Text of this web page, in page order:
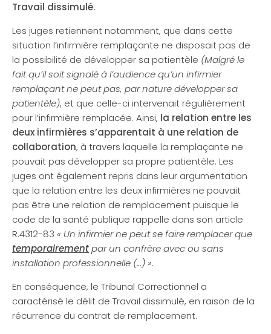
Travail dissimulé.
Les juges retiennent notamment, que dans cette
situation l’infirmière remplaçante ne disposait pas de
la possibilité de développer sa patientèle (Malgré le
fait qu’il soit signalé à l’audience qu’un infirmier
remplaçant ne peut pas, par nature développer sa
patientèle), et que celle-ci intervenait régulièrement
pour l’infirmière remplacée. Ainsi, la relation entre les
deux infirmières s’apparentait à une relation de
collaboration, à travers laquelle la remplaçante ne
pouvait pas développer sa propre patientèle. Les
juges ont également repris dans leur argumentation
que la relation entre les deux infirmières ne pouvait
pas être une relation de remplacement puisque le
code de la santé publique rappelle dans son article
R.4312-83 « Un infirmier ne peut se faire remplacer que
temporairementpar un confrère avec ou sans
installation professionnelle (…) ».
En conséquence, le Tribunal Correctionnel a
caractérisé le délit de Travail dissimulé, en raison de la
récurrence du contrat de remplacement.